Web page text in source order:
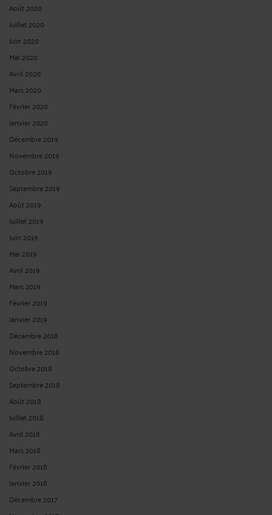
Août 2020
Juillet 2020
Juin 2020
Mai 2020
Avril 2020
Mars 2020
Février 2020
Janvier 2020
Décembre 2019
Novembre 2019
Octobre 2019
Septembre 2019
Août 2019
Juillet 2019
Juin 2019
Mai 2019
Avril 2019
Mars 2019
Février 2019
Janvier 2019
Décembre 2018
Novembre 2018
Octobre 2018
Septembre 2018
Août 2018
Juillet 2018
Avril 2018
Mars 2018
Février 2018
Janvier 2018
Décembre 2017